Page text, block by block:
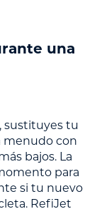
una
, sustituyes tu
menudo con
bajos. La
para
si tu nuevo
RefiJet